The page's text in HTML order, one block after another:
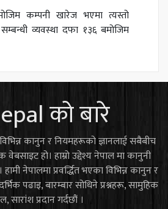
कम्पनी खारेज भएमा त्यस्तो
व्यवस्था दफा १३६ बमोजिम
को बारे
कानुन र नियमहरूको ज्ञानलाई सबैबीच
हो। हाम्रो उद्देश्य नेपाल मा कानुनी
नेपालमा प्रवर्द्धित भएका विभिन्न कानुन र
पढाइ, बारम्बार सोधिने प्रश्नहरू, सामुहिक
प्रदान गर्दछौं ।